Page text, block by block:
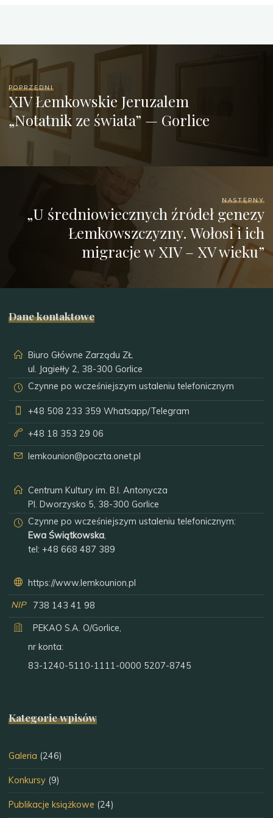
POPRZEDNI
XIV Łemkowskie Jeruzalem
„Notatnik ze świata” — Gorlice
NASTĘPNY
„U średniowiecznych źródeł genezy
Łemkowszczyzny. Wołosi i ich
migracje w XIV – XV wieku”
Dane kontaktowe
Biuro Główne Zarządu ZŁ
ul. Jagiełły 2, 38-300 Gorlice
Czynne po wcześniejszym ustaleniu telefonicznym
+48 508 233 359 Whatsapp/Telegram
+48 18 353 29 06
lemkounion@poczta.onet.pl
Centrum Kultury im. B.I. Antonycza
Pl. Dworzysko 5, 38-300 Gorlice
Czynne po wcześniejszym ustaleniu telefonicznym:
Ewa Świątkowska,
tel:+48 668 487 389
https://www.lemkounion.pl
NIP
738 143 41 98
PEKAO S.A. O/Gorlice,
nr konta:
83-1240-5110-1111-0000 5207-8745
Kategorie wpisów
Galeria (246)
Konkursy (9)
Publikacje książkowe (24)